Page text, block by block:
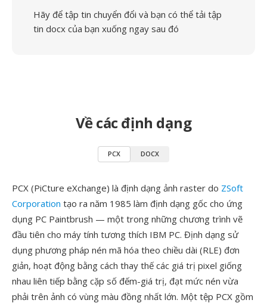
Hãy để tập tin chuyển đổi và bạn có thể tải tập
tin docx của bạn xuống ngay sau đó
Về các định dạng
PCX DOCX
PCX (PiCture eXchange) là định dạng ảnh raster do ZSoft
Corporation tạo ra năm 1985 làm định dạng gốc cho ứng
dụng PC Paintbrush — một trong những chương trình vẽ
đầu tiên cho máy tính tương thích IBM PC. Định dạng sử
dụng phương pháp nén mã hóa theo chiều dài (RLE) đơn
giản, hoạt động bằng cách thay thế các giá trị pixel giống
nhau liên tiếp bằng cặp số đếm-giá trị, đạt mức nén vừa
phải trên ảnh có vùng màu đồng nhất lớn. Một tệp PCX gồm